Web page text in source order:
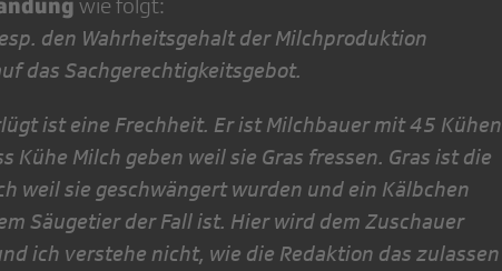
wie folgt:
den Wahrheitsgehalt der Milchproduktion
das Sachgerechtigkeitsgebot.
ist eine Frechheit. Er ist Milchbauer mit 45 Kühen
Milch geben weil sie Gras fressen. Gras ist die
weil sie geschwängert wurden und ein Kälbchen
Säugetier der Fall ist. Hier wird dem Zuschauer
ich verstehe nicht, wie die Redaktion das zulassen